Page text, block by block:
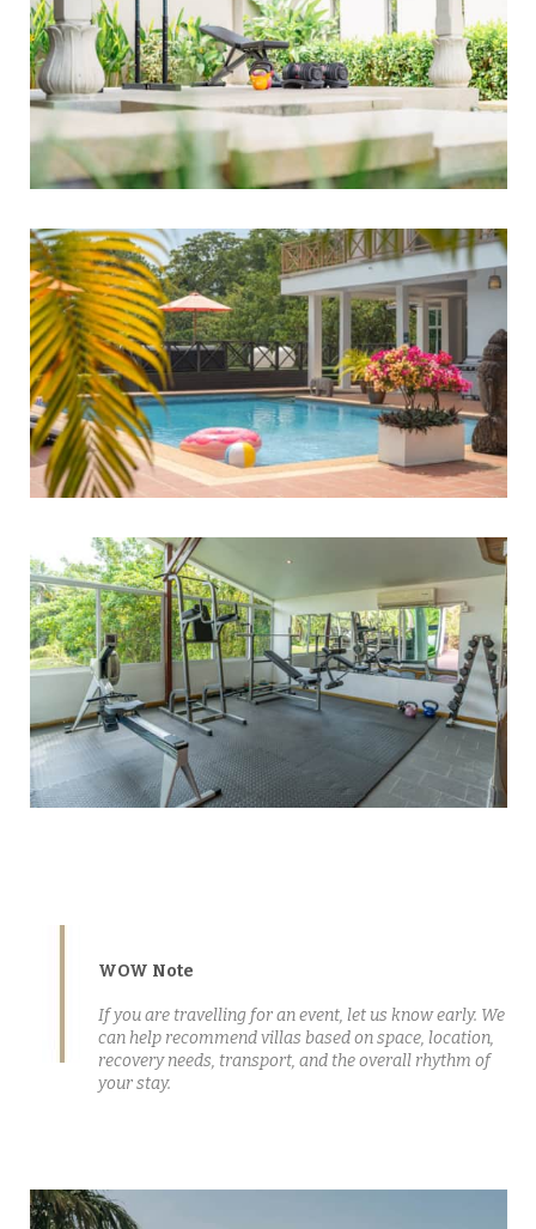
WOW Note
If you are travelling for an event, let us know early. We
can help recommend villas based on space, location,
recovery needs, transport, and the overall rhythm of
your stay.